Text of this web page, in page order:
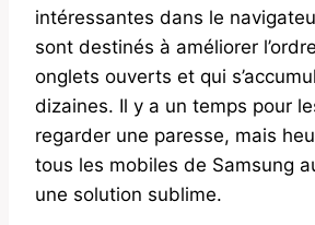
intéressantes dans le
sont destinés à améliorer
onglets ouverts et qui
dizaines. Il y a un temps pour
regarder une paresse, mais
tous les mobiles de Samsung
une solution sublime.